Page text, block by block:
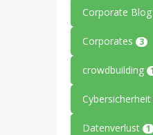
Corporate Blog
Corporates 3
crowdbuilding
Cybersicherheit
Datenverlust 1